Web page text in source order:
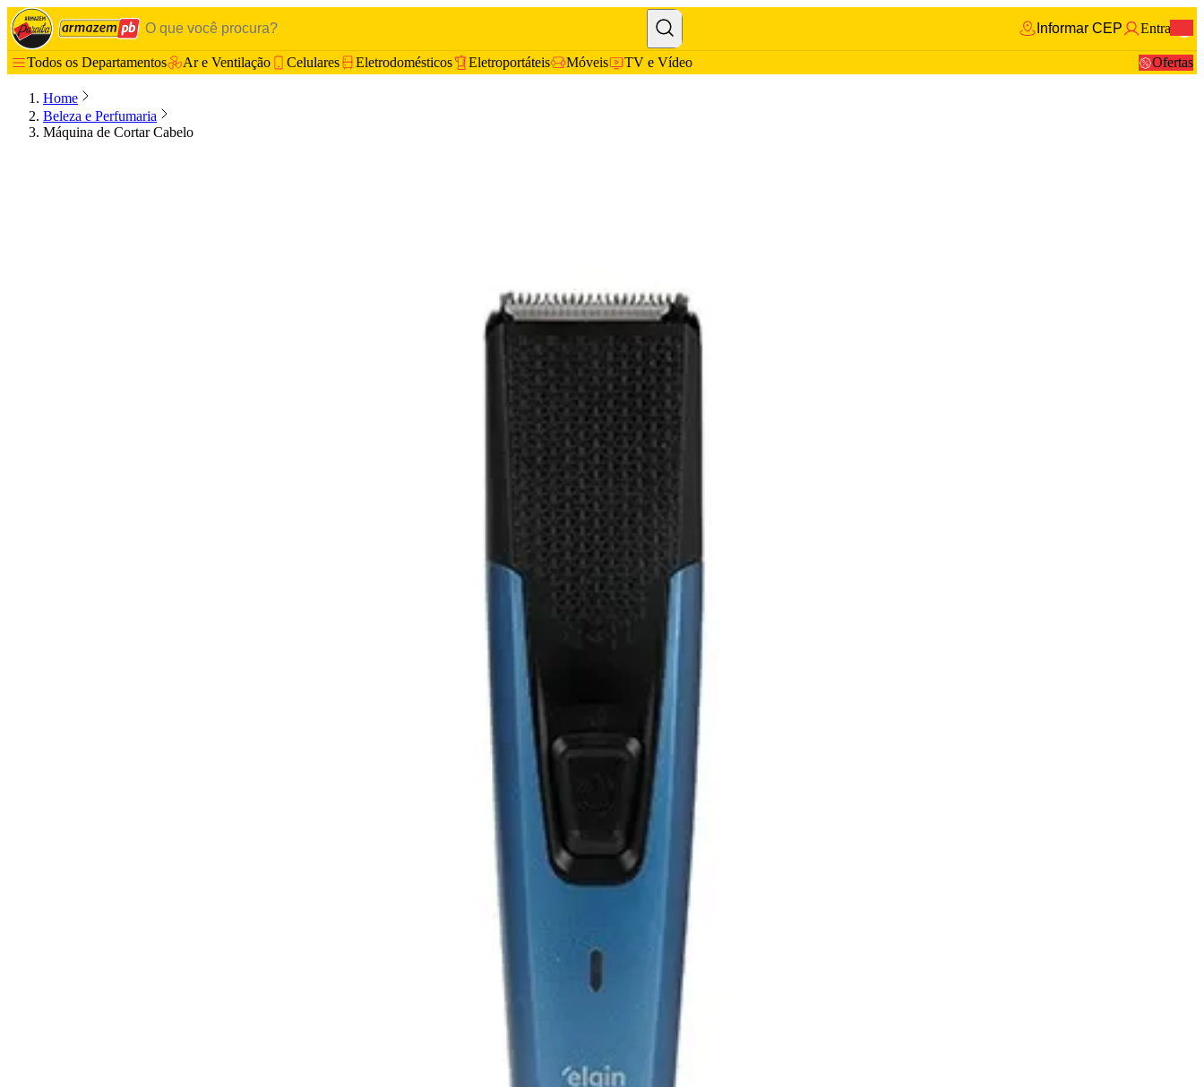
Informar CEP Entrar
Todos os Departamentos Ar e Ventilação Celulares Eletrodomésticos Eletroportáteis Móveis TV e Vídeo Ofertas
Home
Beleza e Perfumaria
Máquina de Cortar Cabelo